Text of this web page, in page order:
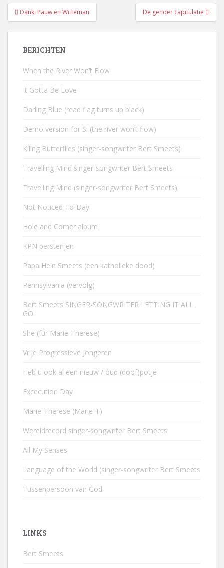
Bericht
navigatie
Dank! Pauw en Witteman De gender capitulatie
BERICHTEN
When the River Won’t Flow
It Gotta Be Love
Darling Blue (read flag turns up black)
Demo version for Si (the river won’t flow)
Kiling Butterflies (singer-songwriter Bert Smeets)
Travelling Mind singer-songwriter Bert Smeets
Travelling Mind (singer-songwriter Bert Smeets)
Not Noticed To-Day
Hole and Corner album
KPN persterijen
Papa Hein Smeets (een katholieke dood)
Pennsylvania (vervolg)
Bert Smeets SINGER-SONGWRITER LETTING IT ALL
GO
She (für Marie-Therese)
Vrije Progressieve Jongeren
Heb u ook al een nieuw / oud (doof)potje
Excecution Day
Marie-Therese (Marie-T)
Wereldrecord singer-songwriter Bert Smeets
All My Senses
Language of the World (singer-songwriter Bert Smeets
Tussenpersoon van God
LINKS
Bert Smeets